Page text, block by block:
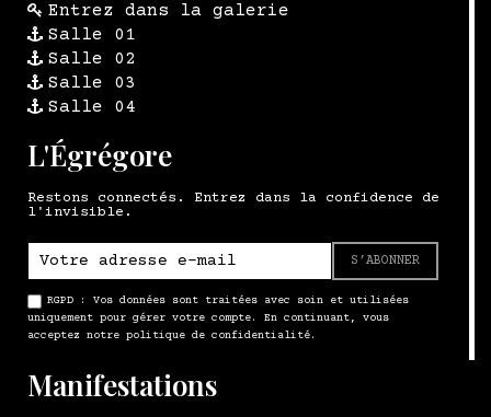
Entrez dans la galerie
Salle 01
Salle 02
Salle 03
Salle 04
L'Égrégore
Restons connectés. Entrez dans la confidence de
l'invisible.
S’ABONNER
RGPD : Vos données sont traitées avec soin et utilisées
uniquement pour gérer votre compte. En continuant, vous
acceptez notre politique de confidentialité.
Manifestations